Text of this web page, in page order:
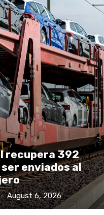
recupera 392
enviados al
- August 6, 2026